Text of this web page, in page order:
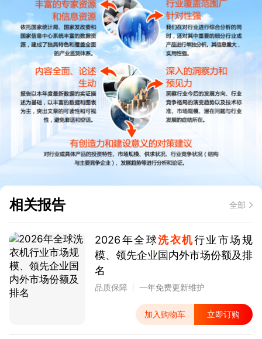
相关报告 全部
2026年全球洗衣机行业市场规
模、领先企业国内外市场份额及排
名
品质保障 一年免费更新维护
加入购物车 立即订购